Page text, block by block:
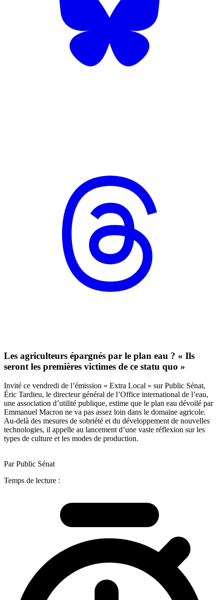
Les agriculteurs épargnés par le plan eau ? « Ils
seront les premières victimes de ce statu quo »
Invité ce vendredi de l’émission « Extra Local » sur Public Sénat,
Éric Tardieu, le directeur général de l’Office international de l’eau,
une association d’utilité publique, estime que le plan eau dévoilé par
Emmanuel Macron ne va pas assez loin dans le domaine agricole.
Au-delà des mesures de sobriété et du développement de nouvelles
technologies, il appelle au lancement d’une vaste réflexion sur les
types de culture et les modes de production.
Par Public Sénat
Temps de lecture :